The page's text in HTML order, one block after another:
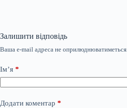
Залишити відповідь
Ваша e-mail адреса не оприлюднюватиметься.
Ім’я *
Додати коментар *